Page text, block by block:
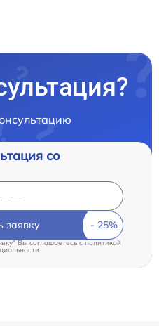
со
заявку
Вы соглашаетесь c политикой